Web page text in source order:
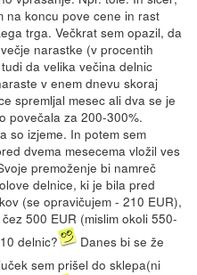
na koncu pove cene in rast
trga. Večkrat sem opazil, da
narastke (v procentih
da velika večina delnic
v enem dnevu skoraj
spremljal mesec ali dva se je
povečala za 200-300%.
so izjeme. In potem sem
dvema mesecema vložil ves
premoženje bi namreč
delnice, ki je bila pred
(se opravičujem - 210 EUR),
500 EUR (mislim okoli 550-
delnic?
Danes bi se že
sem prišel do sklepa(ni